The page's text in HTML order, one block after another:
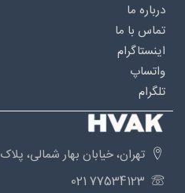
درباره‌ ما
تماس با ما
اینستاگرام
واتساپ
تلگرام
تهران، خیابان بهار شمالی، پلاک 259
77534123 021